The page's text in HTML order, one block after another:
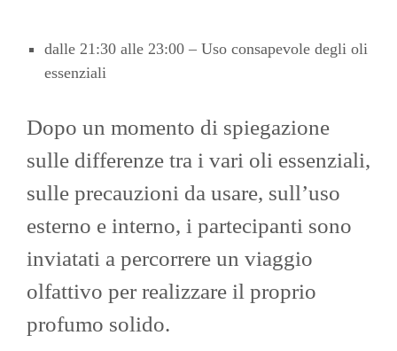
dalle 21:30 alle 23:00 – Uso consapevole degli oli
essenziali
Dopo un momento di spiegazione
sulle differenze tra i vari oli essenziali,
sulle precauzioni da usare, sull’uso
esterno e interno, i partecipanti sono
inviatati a percorrere un viaggio
olfattivo per realizzare il proprio
profumo solido.